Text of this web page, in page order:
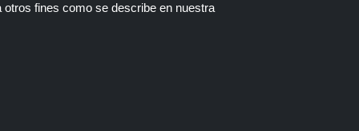
fines como se describe en nuestra